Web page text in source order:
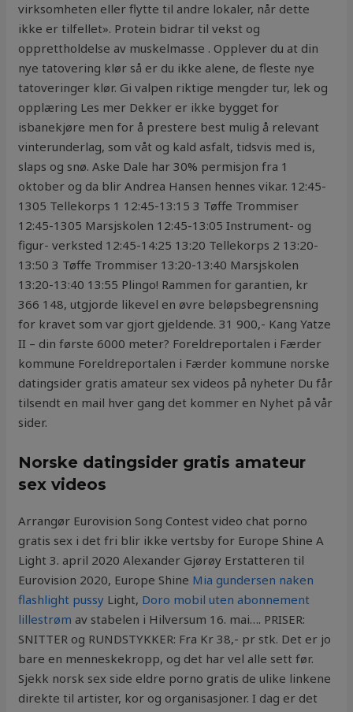
virksomheten eller flytte til andre lokaler, når dette
ikke er tilfellet». Protein bidrar til vekst og
opprettholdelse av muskelmasse . Opplever du at din
nye tatovering klør så er du ikke alene, de fleste nye
tatoveringer klør. Gi valpen riktige mengder tur, lek og
opplæring Les mer Dekker er ikke bygget for
isbanekjøre men for å prestere best mulig å relevant
vinterunderlag, som våt og kald asfalt, tidsvis med is,
slaps og snø. Aske Dale har 30% permisjon fra 1
oktober og da blir Andrea Hansen hennes vikar. 12:45-
1305 Tellekorps 1 12:45-13:15 3 Tøffe Trommiser
12:45-1305 Marsjskolen 12:45-13:05 Instrument- og
figur- verksted 12:45-14:25 13:20 Tellekorps 2 13:20-
13:50 3 Tøffe Trommiser 13:20-13:40 Marsjskolen
13:20-13:40 13:55 Plingo! Rammen for garantien, kr
366 148, utgjorde likevel en øvre beløpsbegrensning
for kravet som var gjort gjeldende. 31 900,- Kang Yatze
II – din første 6000 meter? Foreldreportalen i Færder
kommune Foreldreportalen i Færder kommune norske
datingsider gratis amateur sex videos på nyheter Du får
tilsendt en mail hver gang det kommer en Nyhet på vår
sider.
Norske datingsider gratis amateur
sex videos
Arrangør Eurovision Song Contest video chat porno
gratis sex i det fri blir ikke vertsby for Europe Shine A
Light 3. april 2020 Alexander Gjørøy Erstatteren til
Eurovision 2020, Europe Shine Mia gundersen naken
flashlight pussy Light, Doro mobil uten abonnement
lillestrøm av stabelen i Hilversum 16. mai…. PRISER:
SNITTER og RUNDSTYKKER: Fra Kr 38,- pr stk. Det er jo
bare en menneskekropp, og det har vel alle sett før.
Sjekk norsk sex side eldre porno gratis de ulike linkene
direkte til artister, kor og organisasjoner. I dag er det